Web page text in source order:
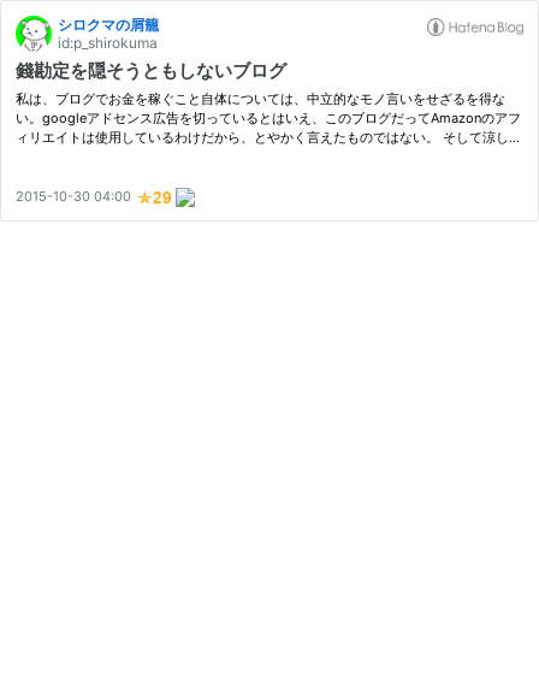
シロクマの屑籠
id:p_shirokuma
錢勘定を隠そうともしないブログ
私は、ブログでお金を稼ぐこと自体については、中立的なモノ言いをせざるを得な
い。googleアドセンス広告を切っているとはいえ、このブログだってAmazonのアフ
ィリエイトは使用しているわけだから、とやかく言えたものではない。 そして涼しい
2015-10-30 04:00